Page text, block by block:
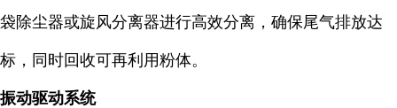
袋除尘器或旋风分离器进行高效分离，确保尾气排放达
标，同时回收可再利用粉体。
振动驱动系统